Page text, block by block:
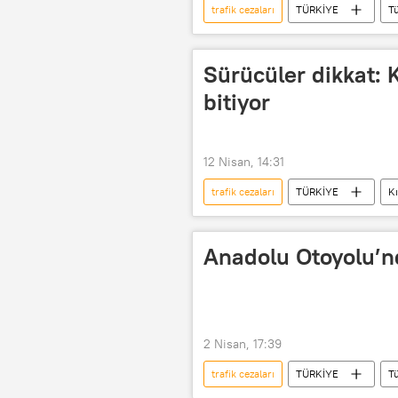
trafik cezaları TÜRKİYE
kaza tespit tutanağı
Trafik
Sürücüler dikkat:
bitiyor
12 Nisan, 14:31
trafik cezaları TÜRKİYE
4 mevsim lastik
Trafik
Anadolu
2 Nisan, 17:39
trafik cezaları TÜRKİYE